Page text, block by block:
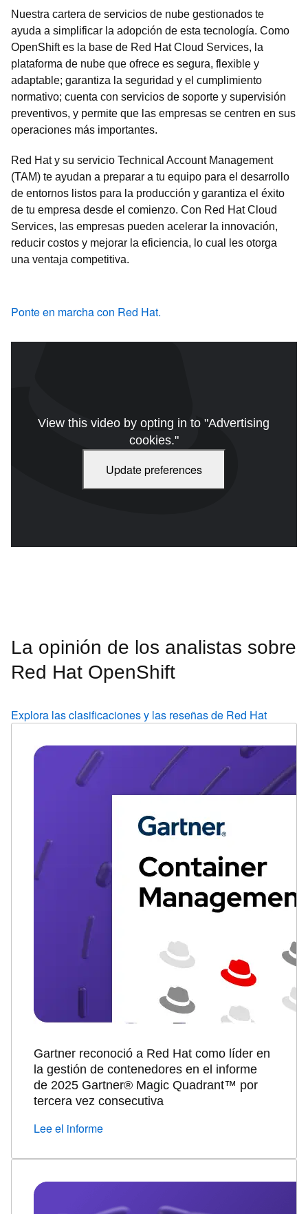
Nuestra cartera de servicios de nube gestionados te
ayuda a simplificar la adopción de esta tecnología. Como
OpenShift es la base de Red Hat Cloud Services, la
plataforma de nube que ofrece es segura, flexible y
adaptable; garantiza la seguridad y el cumplimiento
normativo; cuenta con servicios de soporte y supervisión
preventivos, y permite que las empresas se centren en sus
operaciones más importantes.
Red Hat y su servicio Technical Account Management
(TAM) te ayudan a preparar a tu equipo para el desarrollo
de entornos listos para la producción y garantiza el éxito
de tu empresa desde el comienzo. Con Red Hat Cloud
Services, las empresas pueden acelerar la innovación,
reducir costos y mejorar la eficiencia, lo cual les otorga
una ventaja competitiva.
Ponte en marcha con Red Hat.
View this video by opting in to "Advertising
cookies."
Update preferences
La opinión de los analistas sobre
Red Hat OpenShift
Explora las clasificaciones y las reseñas de Red Hat
Gartner reconoció a Red Hat como líder en
la gestión de contenedores en el informe
de 2025 Gartner® Magic Quadrant™ por
tercera vez consecutiva
Lee el informe